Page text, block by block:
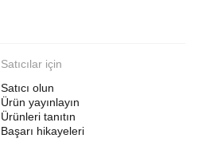
Satıcılar için
Satıcı olun
Ürün yayınlayın
Ürünleri tanıtın
Başarı hikayeleri